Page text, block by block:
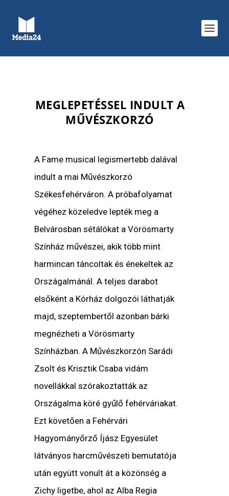
MEGLEPETÉSSEL INDULT A
MŰVÉSZKORZÓ
A Fame musical legismertebb dalával
indult a mai Művészkorzó
Székesfehérváron. A próbafolyamat
végéhez közeledve lepték meg a
Belvárosban sétálókat a Vörösmarty
Színház művészei, akik több mint
harmincan táncoltak és énekeltek az
Országalmánál. A teljes darabot
elsőként a Kórház dolgozói láthatják
majd, szeptembertől azonban bárki
megnézheti a Vörösmarty
Színházban. A Művészkorzón Sarádi
Zsolt és Krisztik Csaba vidám
novellákkal szórakoztatták az
Országalma köré gyűlő fehérváriakat.
Ezt követően a Fehérvári
Hagyományőrző Íjász Egyesület
látványos harcművészeti bemutatója
után együtt vonult át a közönség a
Zichy ligetbe, ahol az Alba Regia